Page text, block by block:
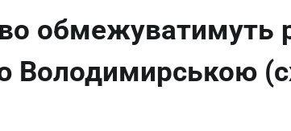
обмежуватимуть
Володимирською